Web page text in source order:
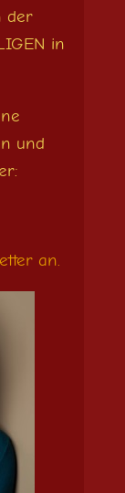
der
in
und
an.